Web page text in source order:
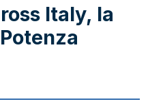
Italy, la